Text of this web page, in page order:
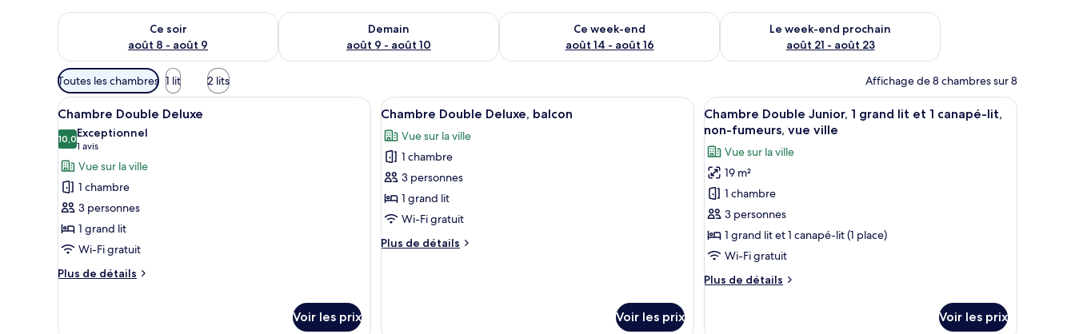
Ce soir
août 8 - août 9
Vérifier la disponibilité pour ce soir août 8 - août 9
Demain
août 9 - août 10
Vérifier la disponibilité pour demain août 9 - août 10
Ce week-end
août 14 - août 16
Vérifier la disponibilité pour ce week-end août 14 - août 16
Le week-end prochain
août 21 - août 23
Vérifier la disponibilité pour le week-end prochain août 21 -
Filtres
disponibles
pour
les
chambres
Toutes les chambres 1 lit 2 lits Affichage de 8 chambres sur 8
Afficher
toutes
les
photos
pour
ce
type
de
chambre :
Chambre
Une chambre moderne dotée d’un grand lit, d’un téléviseur à écran plat et d’un dressing.
8
Chambre Double Deluxe
10,010,0 sur 10
Exceptionnel
1 avis
(1 avis)
Vue sur la ville
1 chambre
3 personnes
1 grand lit
Wi-Fi gratuit
Plus de détails
Plus
le
Voir les prix
Afficher
toutes
les
photos
pour
ce
type
chambre :
Une chambre d’hôtel moderne, équipée d’un lit, d’une table de chevet et d’un néon mural.
15
Chambre Double Deluxe, balcon
Vue sur la ville
1 chambre
3 personnes
1 grand lit
Wi-Fi gratuit
Plus de détails
Plus
de
Voir les prix
Afficher
toutes
les
photos
pour
ce
type
de
chambre :
Double
Une chambre d’hôtel moderne avec un
9
Chambre Double Junior, 1 grand lit et 1 canapé-lit,
non-fumeurs, vue ville
Vue sur la ville
19 m²
1 chambre
3 personnes
1 grand lit et 1 canapé-lit (1 place)
Wi-Fi gratuit
Plus de détails
Plus
Voir les prix